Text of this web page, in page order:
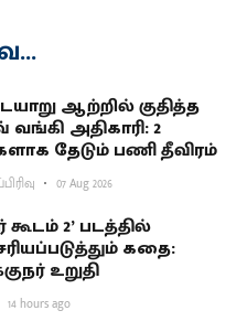
ஆற்றில் குதித்த
வங்கி அதிகாரி: 2
தேடும் பணி தீவிரம்
07 Aug 2026
கூடம் 2’ படத்தில்
கதை:
உறுதி
14 hours ago